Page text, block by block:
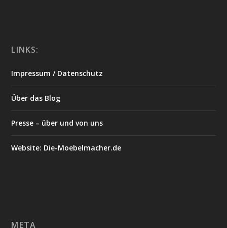
LINKS:
Impressum / Datenschutz
Über das Blog
Presse – über und von uns
Website: Die-Moebelmacher.de
META